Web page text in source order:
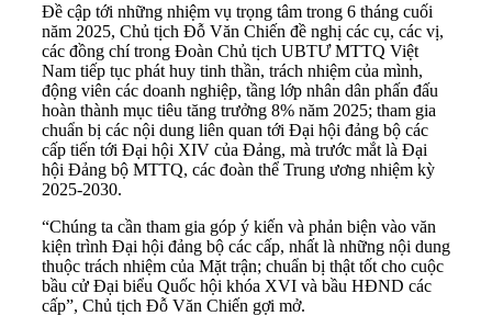
Đề cập tới những nhiệm vụ trọng tâm trong 6 tháng cuối
năm 2025, Chủ tịch Đỗ Văn Chiến đề nghị các cụ, các vị,
các đồng chí trong Đoàn Chủ tịch UBTƯ MTTQ Việt
Nam tiếp tục phát huy tinh thần, trách nhiệm của mình,
động viên các doanh nghiệp, tầng lớp nhân dân phấn đấu
hoàn thành mục tiêu tăng trưởng 8% năm 2025; tham gia
chuẩn bị các nội dung liên quan tới Đại hội đảng bộ các
cấp tiến tới Đại hội XIV của Đảng, mà trước mắt là Đại
hội Đảng bộ MTTQ, các đoàn thể Trung ương nhiệm kỳ
2025-2030.
“Chúng ta cần tham gia góp ý kiến và phản biện vào văn
kiện trình Đại hội đảng bộ các cấp, nhất là những nội dung
thuộc trách nhiệm của Mặt trận; chuẩn bị thật tốt cho cuộc
bầu cử Đại biểu Quốc hội khóa XVI và bầu HĐND các
cấp”, Chủ tịch Đỗ Văn Chiến gợi mở.